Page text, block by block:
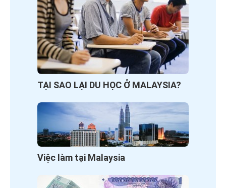
TẠI SAO LẠI DU HỌC Ở MALAYSIA?
Việc làm tại Malaysia